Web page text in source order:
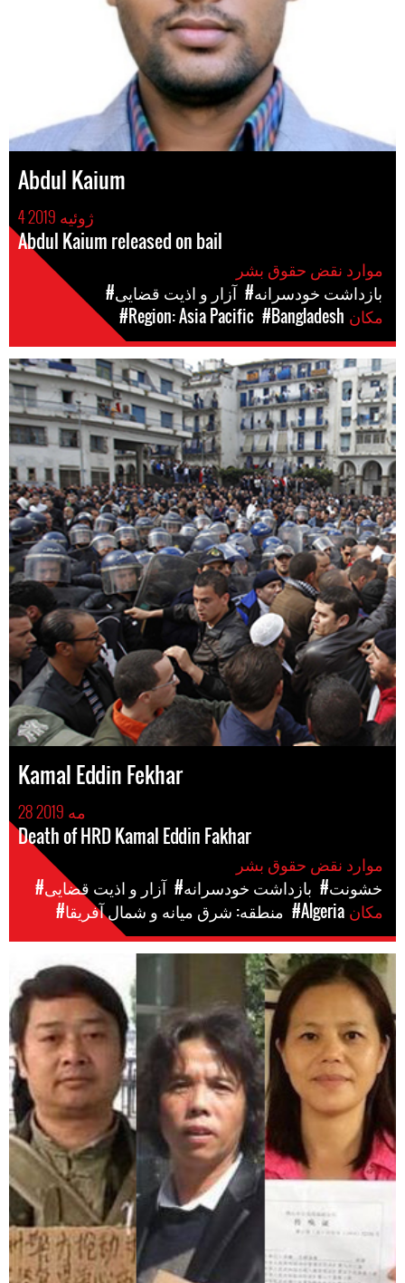
Abdul Kaium
4 ژوئیه 2019
Abdul Kaium released on bail
#آزار و اذیت قضایی
#بازداشت خودسرانه
#Region: Asia Pacific #Bangladesh
Kamal Eddin Fekhar
28 مه 2019
Death of HRD Kamal Eddin Fakhar
#آزار و اذیت قضایی
#بازداشت خودسرانه
#خشونت
#منطقه: شرق میانه و شمال آفریقا #Algeria